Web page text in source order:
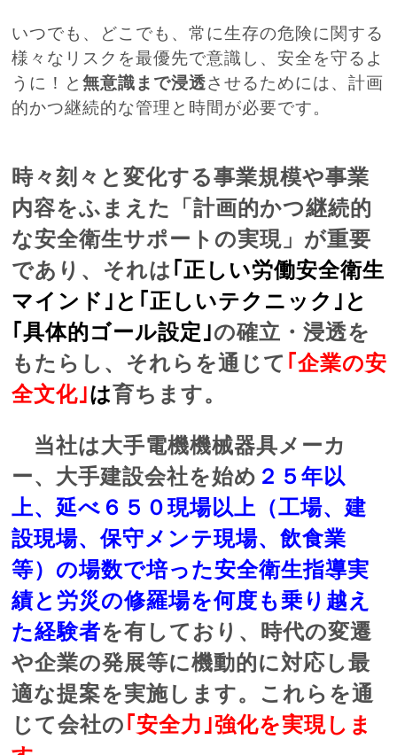
いつでも、どこでも、常に生存の危険に関する
様々なリスクを最優先で意識し、安全を守るよ
うに！と無意識まで浸透させるためには、計画
的かつ継続的な管理と時間が必要です。
時々刻々と変化する事業規模や事業
内容をふまえた「計画的かつ継続的
な安全衛生サポートの実現」が重要
であり、それは｢正しい労働安全衛生
マインド｣と｢正しいテクニック｣と
｢具体的ゴール設定｣の確立・浸透を
もたらし、それらを通じて ｢企業の安
全文化｣は育ちます。
当社は大手電機機械器具メーカ
ー、大手建設会社を始め ２５年以
上、延べ６５０現場以上（工場、建
設現場、保守メンテ現場、飲食業
等）の場数で培った安全衛生指導実
績と労災の修羅場を何度も乗り越え
た経験者を有しており、時代の変遷
や企業の発展等に機動的に対応し最
適な提案を実施します。これらを通
じて会社の｢安全力｣強化を実現しま